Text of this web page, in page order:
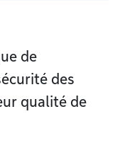
de
des
qualité de